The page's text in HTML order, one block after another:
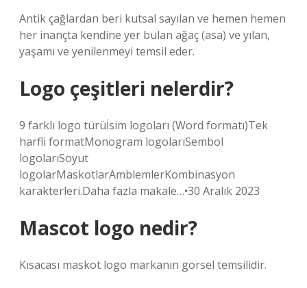
Antik çağlardan beri kutsal sayılan ve hemen hemen
her inançta kendine yer bulan ağaç (asa) ve yılan,
yaşamı ve yenilenmeyi temsil eder.
Logo çeşitleri nelerdir?
9 farklı logo türüİsim logoları (Word formatı)Tek
harfli formatMonogram logolarıSembol
logolarıSoyut
logolarMaskotlarAmblemlerKombinasyon
karakterleri.Daha fazla makale…•30 Aralık 2023
Mascot logo nedir?
Kısacası maskot logo markanın görsel temsilidir.